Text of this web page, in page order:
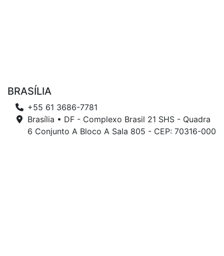
BRASÍLIA
+55 61 3686-7781
Brasília • DF - Complexo Brasil 21 SHS - Quadra
6 Conjunto A Bloco A Sala 805 - CEP: 70316-000